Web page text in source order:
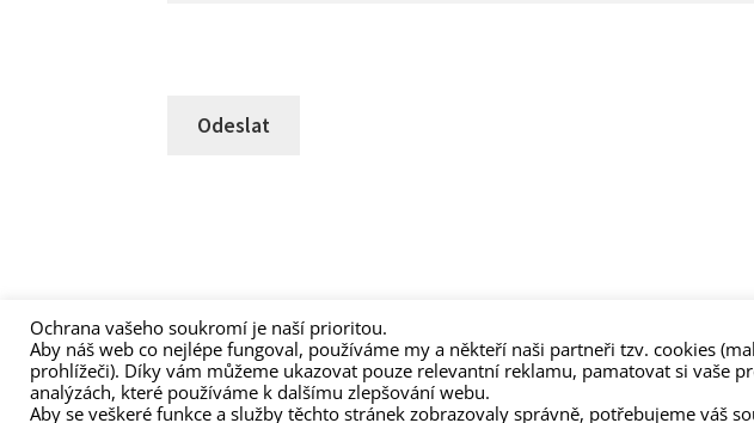
(C) Zita Nováková 2023
Ochrana vašeho soukromí je naší prioritou.
Aby náš web co nejlépe fungoval, používáme my a někteří naši partneři tzv. cookies
prohlížeči). Díky vám můžeme ukazovat pouze relevantní reklamu, pamatovat si vaše
analýzách, které používáme k dalšímu zlepšování webu.
Aby se veškeré funkce a služby těchto stránek zobrazovaly správně, potřebujeme váš